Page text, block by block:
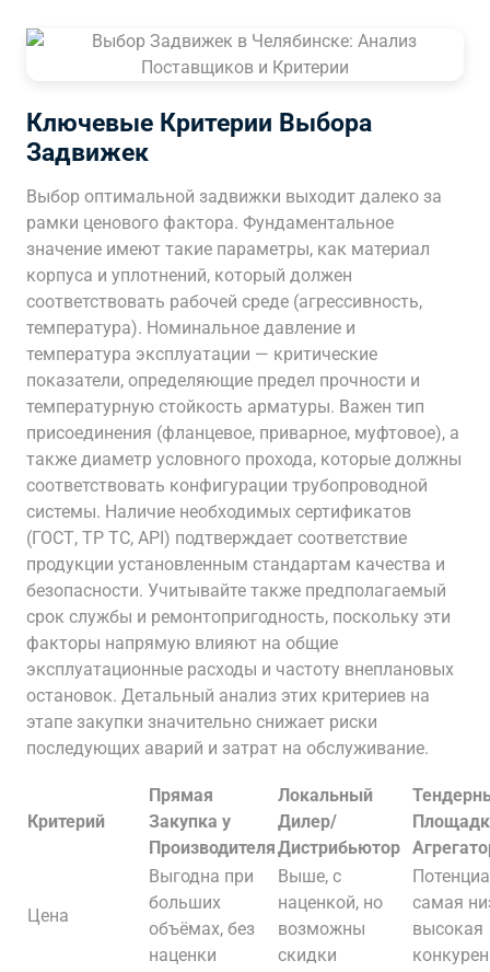
Ключевые Критерии Выбора
Задвижек
Выбор оптимальной задвижки выходит далеко за
рамки ценового фактора. Фундаментальное
значение имеют такие параметры, как материал
корпуса и уплотнений, который должен
соответствовать рабочей среде (агрессивность,
температура). Номинальное давление и
температура эксплуатации — критические
показатели, определяющие предел прочности и
температурную стойкость арматуры. Важен тип
присоединения (фланцевое, приварное, муфтовое), а
также диаметр условного прохода, которые должны
соответствовать конфигурации трубопроводной
системы. Наличие необходимых сертификатов
(ГОСТ, ТР ТС, API) подтверждает соответствие
продукции установленным стандартам качества и
безопасности. Учитывайте также предполагаемый
срок службы и ремонтопригодность, поскольку эти
факторы напрямую влияют на общие
эксплуатационные расходы и частоту внеплановых
остановок. Детальный анализ этих критериев на
этапе закупки значительно снижает риски
последующих аварий и затрат на обслуживание.
Критерий
Прямая
Закупка у
Производителя
Локальный
Дилер/
Дистрибьютор
Цена
Выгодна при
больших
объёмах, без
наценки
Выше, с
наценкой, но
возможны
скидки
самая
высокая